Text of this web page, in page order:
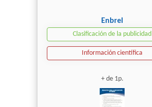
Enbrel
Clasificación de la publicidad
Información científica
+ de 1p.